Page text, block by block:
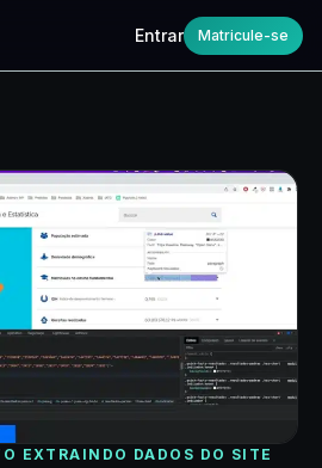
Entrar Matricule-se
EXTRAINDO DADOS DO SITE